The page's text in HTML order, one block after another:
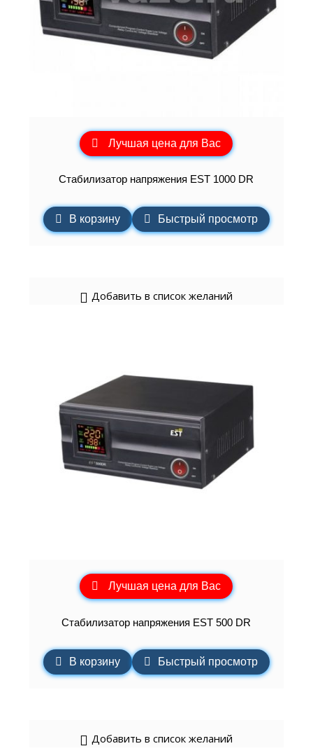
Лучшая цена для Вас
Стабилизатор напряжения EST 1000 DR
В корзину Быстрый просмотр
Добавить в список желаний
Лучшая цена для Вас
Стабилизатор напряжения EST 500 DR
В корзину Быстрый просмотр
Добавить в список желаний